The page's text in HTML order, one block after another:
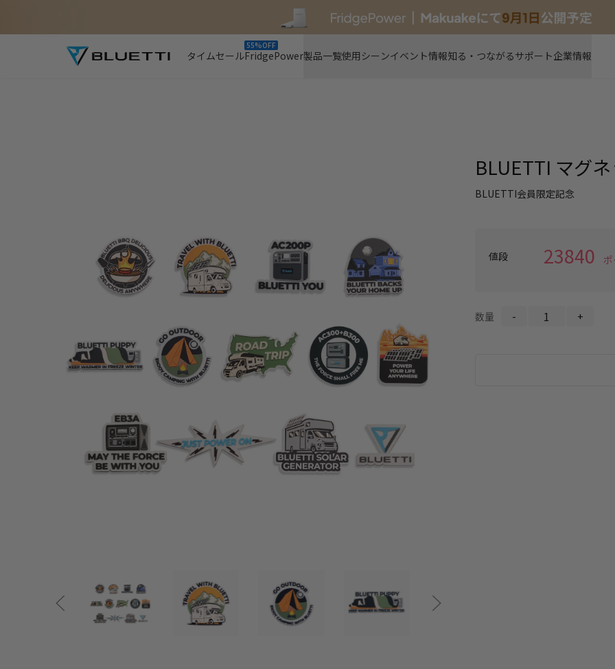
タイムセール
55%OFF
FridgePower製品一覧使用シーンイベント情報知る・つながるサポート企業情報
BLUETTI マグ
BLUETTI会員限定記念
値段 23840
数量 - +